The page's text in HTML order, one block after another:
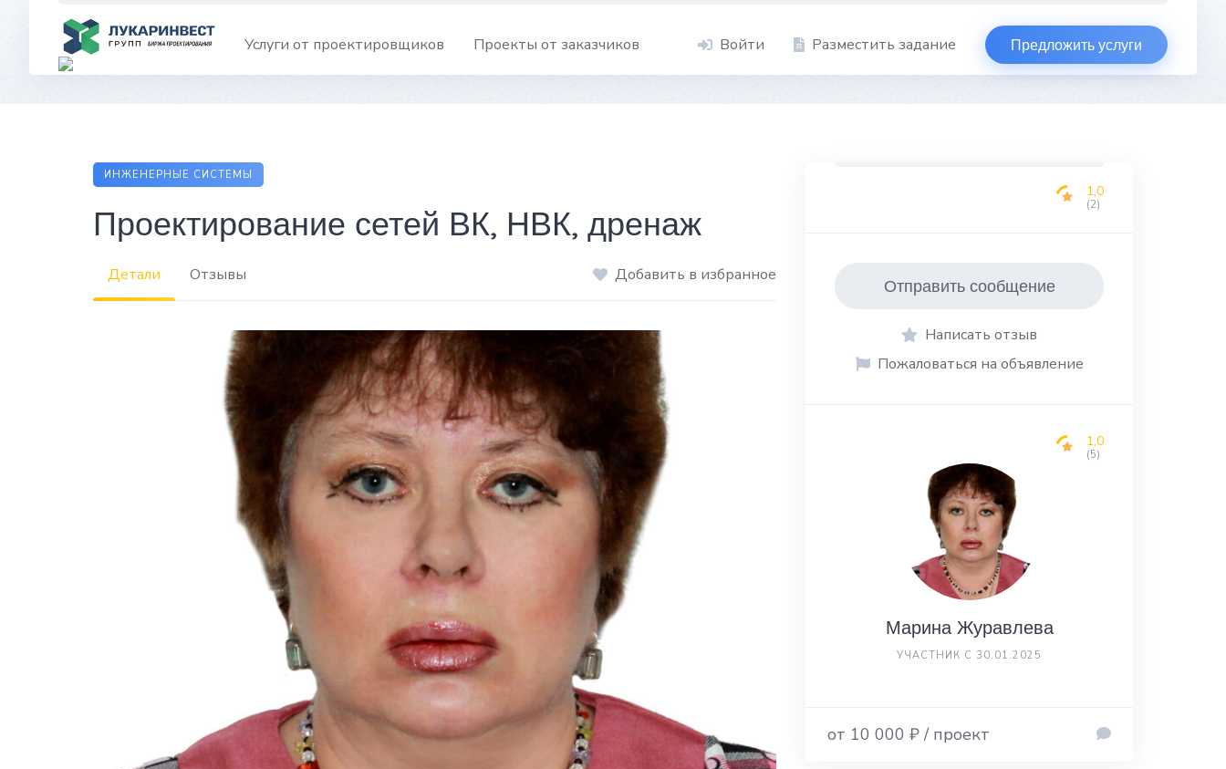
Услуги от проектировщиков Проекты от заказчиков Войти Разместить задание Предложить услуги
ИНЖЕНЕРНЫЕ СИСТЕМЫ
Проектирование сетей ВК, НВК, дренаж
Детали Отзывы Добавить в избранное
1,0
(2)
Отправить сообщение
Написать отзыв
Пожаловаться на объявление
Марина Журавлева
1,0
(5)
УЧАСТНИК С 30.01.2025
от 10 000 ₽ / проект